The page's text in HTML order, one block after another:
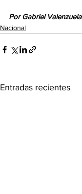
Por Gabriel Valenzuela
Nacional
Entradas recientes